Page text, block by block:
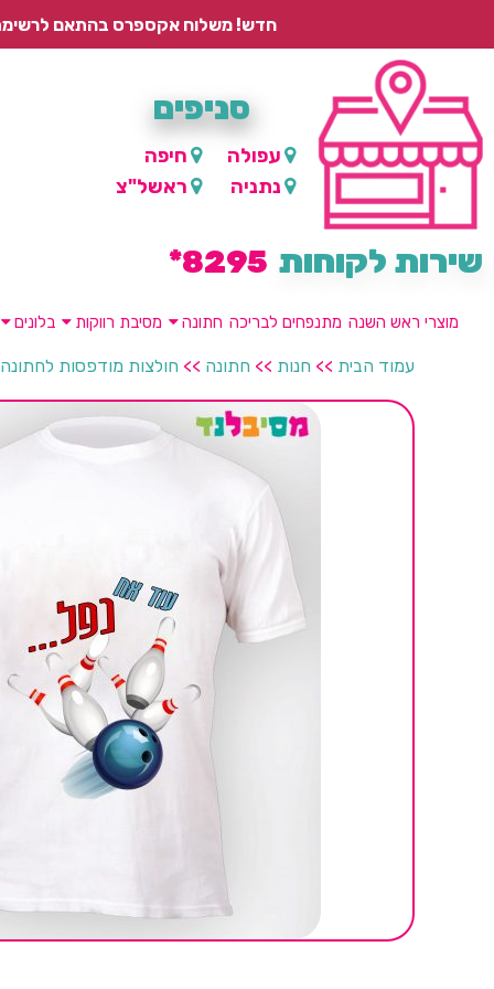
חדש! משלוח אקספרס בהתאם לרשימת היישובים – עד 2 ימי עסקים, ועד 4 ימי עסקים למוצרים
סניפים
עפולה
חיפה
נתניה
ראשל"צ
שירות לקוחות 8295*
מוצרי ראש השנה מתנפחים לבריכה חתונה מסיבת רווקות בלונים
עמוד הבית >> חנות >> חתונה >> חולצות מודפסות לחתונה